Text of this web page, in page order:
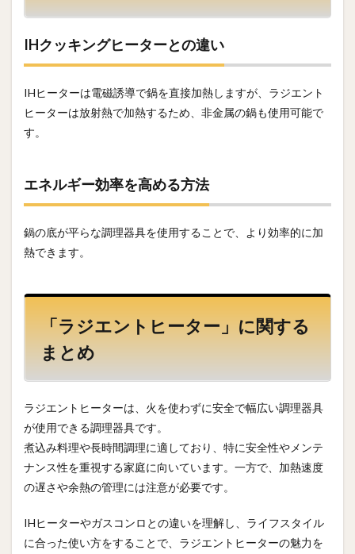
IHクッキングヒーターとの違い
IHヒーターは電磁誘導で鍋を直接加熱しますが、ラジエント
ヒーターは放射熱で加熱するため、非金属の鍋も使用可能で
す。
エネルギー効率を高める方法
鍋の底が平らな調理器具を使用することで、より効率的に加
熱できます。
「ラジエントヒーター」に関する
まとめ
ラジエントヒーターは、火を使わずに安全で幅広い調理器具
が使用できる調理器具です。
煮込み料理や長時間調理に適しており、特に安全性やメンテ
ナンス性を重視する家庭に向いています。一方で、加熱速度
の遅さや余熱の管理には注意が必要です。
IHヒーターやガスコンロとの違いを理解し、ライフスタイル
に合った使い方をすることで、ラジエントヒーターの魅力を